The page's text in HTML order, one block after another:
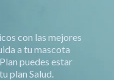
con las mejores
a tu mascota
puedes estar
plan Salud.